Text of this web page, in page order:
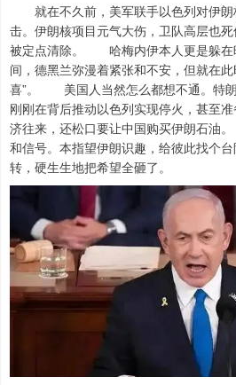
就在不久前，美军联手以色列对伊朗
击。伊朗核项目元气大伤，卫队高层也
被定点清除。 哈梅内伊本人更是躲在
间，德黑兰弥漫着紧张和不安，但就在
喜”。 美国人当然怎么都想不通。特
刚刚在背后推动以色列实现停火，甚至
济往来，还松口要让中国购买伊朗石
和信号。本指望伊朗识趣，给彼此找个
转，硬生生地把希望全砸了。